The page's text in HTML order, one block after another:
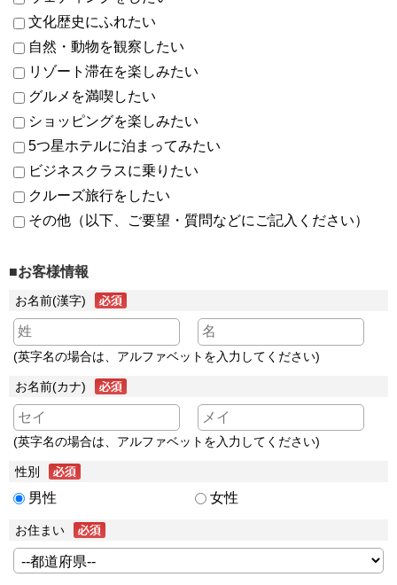
文化歴史にふれたい
自然・動物を観察したい
リゾート滞在を楽しみたい
グルメを満喫したい
ショッピングを楽しみたい
5つ星ホテルに泊まってみたい
ビジネスクラスに乗りたい
クルーズ旅行をしたい
その他（以下、ご要望・質問などにご記入ください）
■お客様情報
お名前(漢字)
(英字名の場合は、アルファベットを入力してください)
お名前(カナ)
(英字名の場合は、アルファベットを入力してください)
性別
男性 女性
お住まい